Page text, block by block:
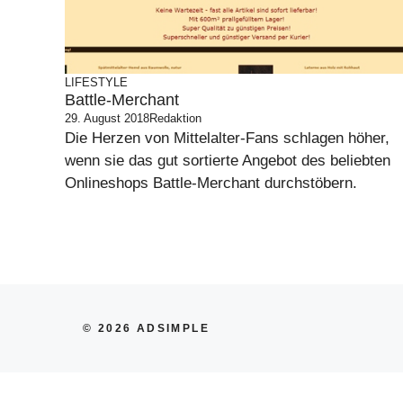
LIFESTYLE
Battle-Merchant
29. August 2018Redaktion
Die Herzen von Mittelalter-Fans schlagen höher,
wenn sie das gut sortierte Angebot des beliebten
Onlineshops Battle-Merchant durchstöbern.
© 2026 ADSIMPLE